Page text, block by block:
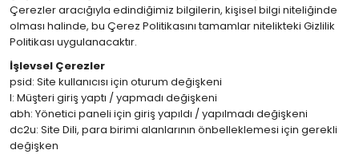
Çerezler aracığıyla edindiğimiz bilgilerin, kişisel bilgi niteliğinde
olması halinde, bu Çerez Politikasını tamamlar nitelikteki Gizlilik
Politikası uygulanacaktır.
İşlevsel Çerezler
psid: Site kullanıcısı için oturum değişkeni
l: Müşteri giriş yaptı / yapmadı değişkeni
abh: Yönetici paneli için giriş yapıldı / yapılmadı değişkeni
dc2u: Site Dili, para birimi alanlarının önbelleklemesi için gerekli
değişken